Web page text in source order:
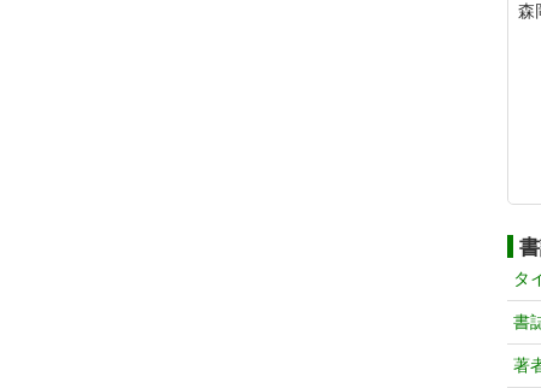
森
タ
書
著